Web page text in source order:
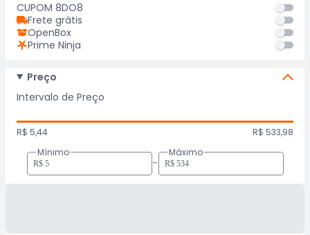
CUPOM 8DO8
Frete grátis
OpenBox
Prime Ninja
Preço
Intervalo de Preço
R$ 5,44
R$ 533,98
Mínimo
-
Máximo